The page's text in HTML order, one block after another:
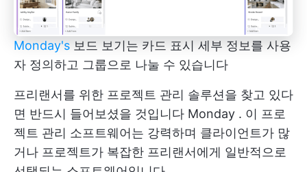
Monday's 보드 보기는 카드 표시 세부 정보를 사용
자 정의하고 그룹으로 나눌 수 있습니다
프리랜서를 위한 프로젝트 관리 솔루션을 찾고 있다
면 반드시 들어보셨을 것입니다 Monday . 이 프로
젝트 관리 소프트웨어는 강력하며 클라이언트가 많
거나 프로젝트가 복잡한 프리랜서에게 일반적으로